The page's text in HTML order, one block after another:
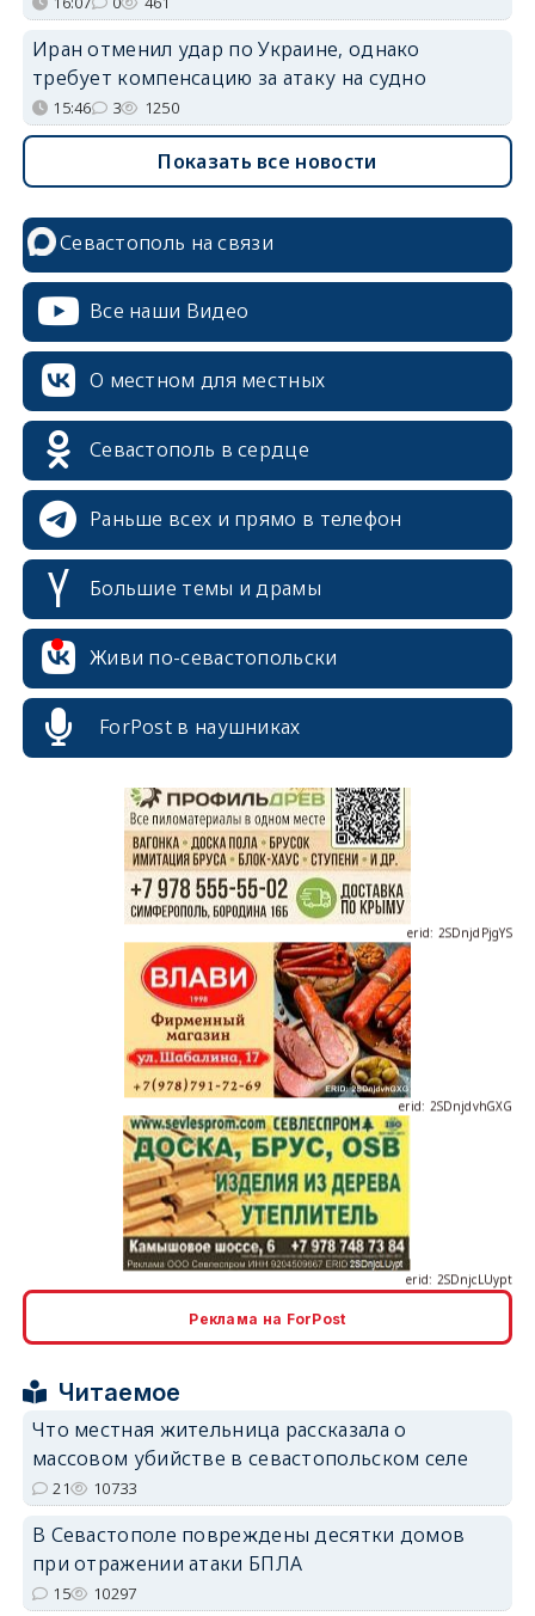
Иран отменил удар по Украине, однако
требует компенсацию за атаку на судно
15:46 3 1250
Показать все новости
Севастополь на связи
Все наши Видео
О местном для местных
Севастополь в сердце
Раньше всех и прямо в телефон
Большие темы и драмы
Живи по-севастопольски
ForPost в наушниках
erid: 2SDnjdvhGXG
erid: 2SDnjdPjgYS
Реклама на ForPost
Читаемое
Что местная жительница рассказала о
массовом убийстве в севастопольском селе
21 10733
В Севастополе повреждены десятки домов
при отражении атаки БПЛА
15 10297